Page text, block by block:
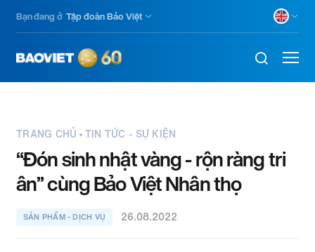
dung
Bạn đang ở Tập đoàn Bảo Việt
TRANG CHỦ TIN TỨC - SỰ KIỆN
“Đón sinh nhật vàng - rộn ràng tri
ân” cùng Bảo Việt Nhân thọ
SẢN PHẨM - DỊCH VỤ 26.08.2022